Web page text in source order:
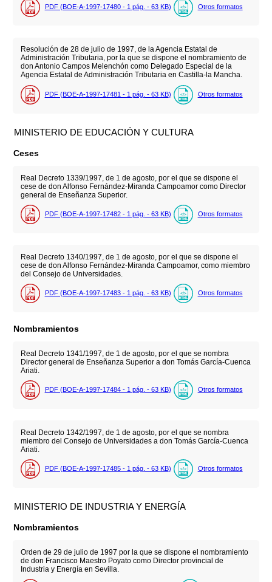
PDF (BOE-A-1997-17480 - 1 pág. - 63 KB) Otros formatos
Resolución de 28 de julio de 1997, de la Agencia Estatal de
Administración Tributaria, por la que se dispone el nombramiento de
don Antonio Campos Melenchón como Delegado Especial de la
Agencia Estatal de Administración Tributaria en Castilla-la Mancha.
PDF (BOE-A-1997-17481 - 1 pág. - 63 KB) Otros formatos
MINISTERIO DE EDUCACIÓN Y CULTURA
Ceses
Real Decreto 1339/1997, de 1 de agosto, por el que se dispone el
cese de don Alfonso Fernández-Miranda Campoamor como Director
general de Enseñanza Superior.
PDF (BOE-A-1997-17482 - 1 pág. - 63 KB) Otros formatos
Real Decreto 1340/1997, de 1 de agosto, por el que se dispone el
cese de don Alfonso Fernández-Miranda Campoamor, como miembro
del Consejo de Universidades.
PDF (BOE-A-1997-17483 - 1 pág. - 63 KB) Otros formatos
Nombramientos
Real Decreto 1341/1997, de 1 de agosto, por el que se nombra
Director general de Enseñanza Superior a don Tomás García-Cuenca
Ariati.
PDF (BOE-A-1997-17484 - 1 pág. - 63 KB) Otros formatos
Real Decreto 1342/1997, de 1 de agosto, por el que se nombra
miembro del Consejo de Universidades a don Tomás García-Cuenca
Ariati.
PDF (BOE-A-1997-17485 - 1 pág. - 63 KB) Otros formatos
MINISTERIO DE INDUSTRIA Y ENERGÍA
Nombramientos
Orden de 29 de julio de 1997 por la que se dispone el nombramiento
de don Francisco Maestro Poyato como Director provincial de
Industria y Energía en Sevilla.